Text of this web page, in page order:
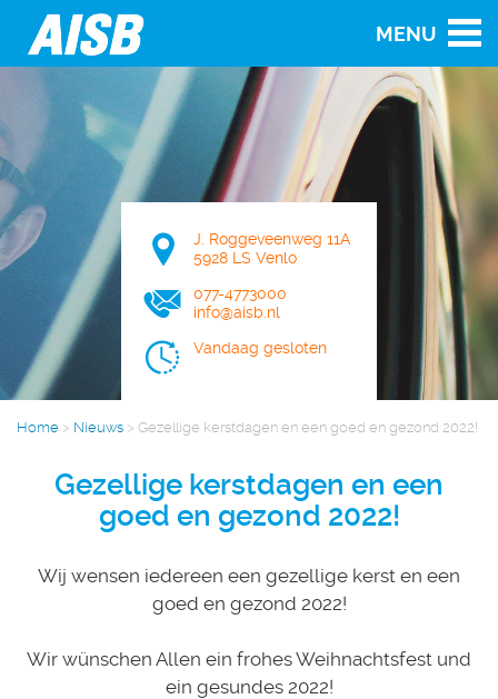
MENU
J. Roggeveenweg 11A
5928 LS Venlo
077-4773000
info@aisb.nl
Vandaag gesloten
Home > Nieuws > Gezellige kerstdagen en een goed en gezond 2022!
Gezellige kerstdagen en een
goed en gezond 2022!
Wij wensen iedereen een gezellige kerst en een
goed en gezond 2022!
Wir wünschen Allen ein frohes Weihnachtsfest und
ein gesundes 2022!